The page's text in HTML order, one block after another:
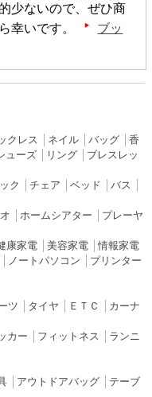
少ないので、ぜひ商
幸いです。
ブッ
クレス ネイル│ バッグ│ 香
ューズ│ リング│ ブレスレッ
ク チェア ベッド バス
ホームシアター
プレーヤ
康家電│ 美容家電│情報家電
ノートパソコン
プリンター
ツ タイヤ ＥＴＣ
カーナ
カー フィットネス
ランニ
│ アウトドアバッグ│ テーブ